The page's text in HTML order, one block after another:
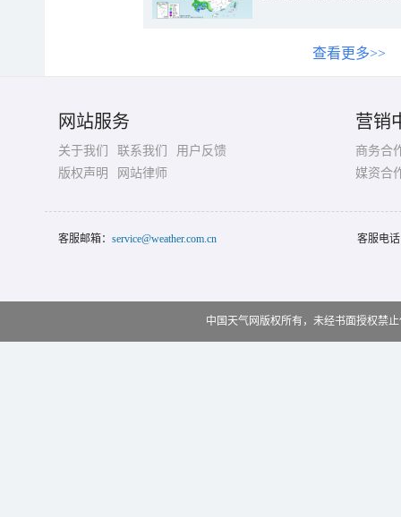
查看更多>>
网站服务
关于我们 联系我们
用户反馈
版权声明
网站律师
营销
商务合
媒资合
客服邮箱： service@weather.com.cn 客服电
中国天气网版权所有，未经书面授权